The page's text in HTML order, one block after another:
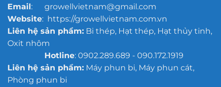
Email: growellvietnam@gmail.com
Website: https://growellvietnam.com.vn
Liên hệ sản phẩm:Bi thép, Hạt thép, Hạt thủy tinh,
Oxit nhôm
Hotline: 0902.289.689 - 090.172.1919
Liên hệ sản phẩm:Máy phun bi, Máy phun cát,
Phòng phun bi